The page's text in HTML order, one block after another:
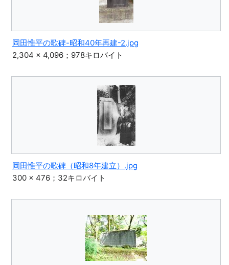
岡田惟平の歌碑-昭和40年再建-2.jpg
2,304 × 4,096；978キロバイト
岡田惟平の歌碑（昭和8年建立）.jpg
300 × 476；32キロバイト